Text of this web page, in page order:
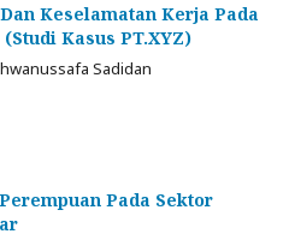
Keselamatan Kerja Pada
Kasus PT.XYZ)
Sadidan
Pada Sektor